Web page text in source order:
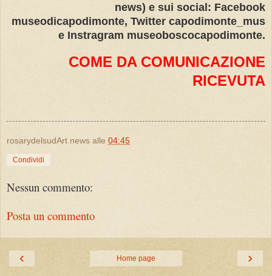
news) e sui social: Facebook
museodicapodimonte, Twitter capodimonte_mus
e Instragram museoboscocapodimonte.
COME DA COMUNICAZIONE
RICEVUTA
rosarydelsudArt news alle 04:45
Condividi
Nessun commento:
Posta un commento
‹ ›
Home page